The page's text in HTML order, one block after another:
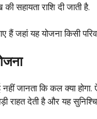
सहायता राशि दी जाती है.
जहां यह योजना किसी
जानता कि कल क्या होगा.
राहत देती है और यह